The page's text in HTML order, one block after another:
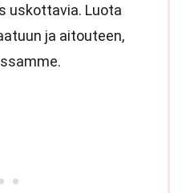
uskottavia. Luota
ja aitouteen,